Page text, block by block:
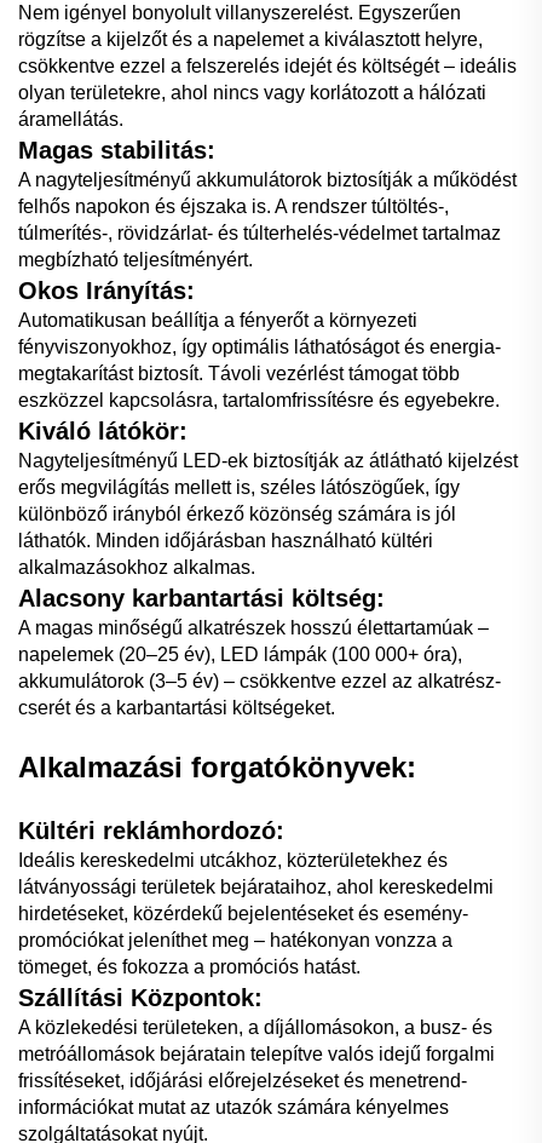
Nem igényel bonyolult villanyszerelést. Egyszerűen
rögzítse a kijelzőt és a napelemet a kiválasztott helyre,
csökkentve ezzel a felszerelés idejét és költségét – ideális
olyan területekre, ahol nincs vagy korlátozott a hálózati
áramellátás.
Magas stabilitás:
A nagyteljesítményű akkumulátorok biztosítják a működést
felhős napokon és éjszaka is. A rendszer túltöltés-,
túlmerítés-, rövidzárlat- és túlterhelés-védelmet tartalmaz
megbízható teljesítményért.
Okos Irányítás:
Automatikusan beállítja a fényerőt a környezeti
fényviszonyokhoz, így optimális láthatóságot és energia-
megtakarítást biztosít. Távoli vezérlést támogat több
eszközzel kapcsolásra, tartalomfrissítésre és egyebekre.
Kiváló látókör:
Nagyteljesítményű LED-ek biztosítják az átlátható kijelzést
erős megvilágítás mellett is, széles látószögűek, így
különböző irányból érkező közönség számára is jól
láthatók. Minden időjárásban használható kültéri
alkalmazásokhoz alkalmas.
Alacsony karbantartási költség:
A magas minőségű alkatrészek hosszú élettartamúak –
napelemek (20–25 év), LED lámpák (100 000+ óra),
akkumulátorok (3–5 év) – csökkentve ezzel az alkatrész-
cserét és a karbantartási költségeket.
Alkalmazási forgatókönyvek:
Kültéri reklámhordozó:
Ideális kereskedelmi utcákhoz, közterületekhez és
látványossági területek bejárataihoz, ahol kereskedelmi
hirdetéseket, közérdekű bejelentéseket és esemény-
promóciókat jeleníthet meg – hatékonyan vonzza a
tömeget, és fokozza a promóciós hatást.
Szállítási Központok:
A közlekedési területeken, a díjállomásokon, a busz- és
metróállomások bejáratain telepítve valós idejű forgalmi
frissítéseket, időjárási előrejelzéseket és menetrend-
információkat mutat az utazók számára kényelmes
szolgáltatásokat nyújt.